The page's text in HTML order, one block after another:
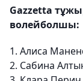
Gazzetta
волейболшы:
1. Алиса
2. Сабина